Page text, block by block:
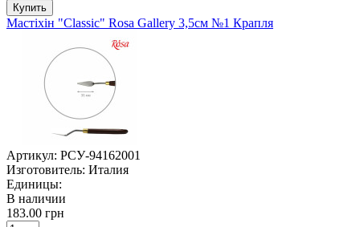
Купить
Мастіхін "Classic" Rosa Gallery 3,5см №1 Крапля
Артикул: РСУ-94162001
Изготовитель: Италия
Единицы:
В наличии
183.00 грн